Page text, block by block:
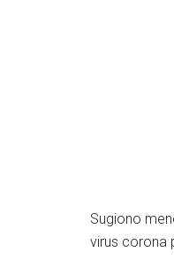
Sugiono
virus corona